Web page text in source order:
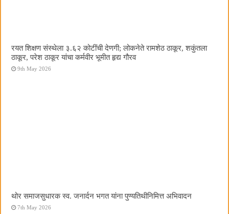
रयत शिक्षण संस्थेला ३.६२ कोटींची देणगी; लोकनेते रामशेठ ठाकूर, शकुंतला
ठाकूर, परेश ठाकूर यांचा कर्मवीर भूमीत हृद्य गौरव
9th May 2026
थोर समाजसुधारक स्व. जनार्दन भगत यांना पुण्यतिथीनिमित्त अभिवादन
7th May 2026